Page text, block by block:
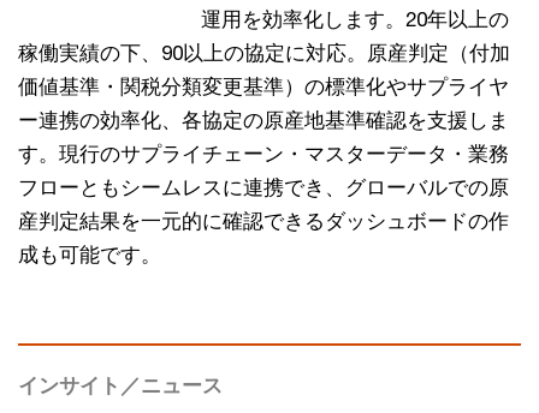
運用を効率化します。20年以上の
稼働実績の下、90以上の協定に対応。原産判定（付加
価値基準・関税分類変更基準）の標準化やサプライヤ
ー連携の効率化、各協定の原産地基準確認を支援しま
す。現行のサプライチェーン・マスターデータ・業務
フローともシームレスに連携でき、グローバルでの原
産判定結果を一元的に確認できるダッシュボードの作
成も可能です。
インサイト／ニュース